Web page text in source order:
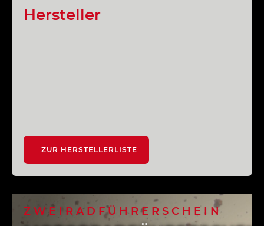
Hersteller
ZUR HERSTELLERLISTE
ZWEIRADFÜHRERSCHEIN